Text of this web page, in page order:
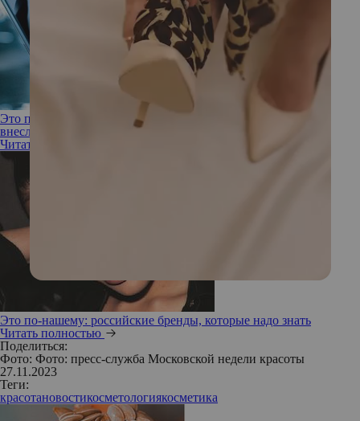
Это по-нашему! 4 открытия российских медиков, которые
внесли вклад в мировую науку
Читать полностью
Это по-нашему: российские бренды, которые надо знать
Читать полностью
Поделиться:
Фото: Фото: пресс-служба Московской недели красоты
27.11.2023
Теги:
красотановостикосметологиякосметика